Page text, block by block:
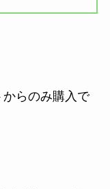
らのみ購入で